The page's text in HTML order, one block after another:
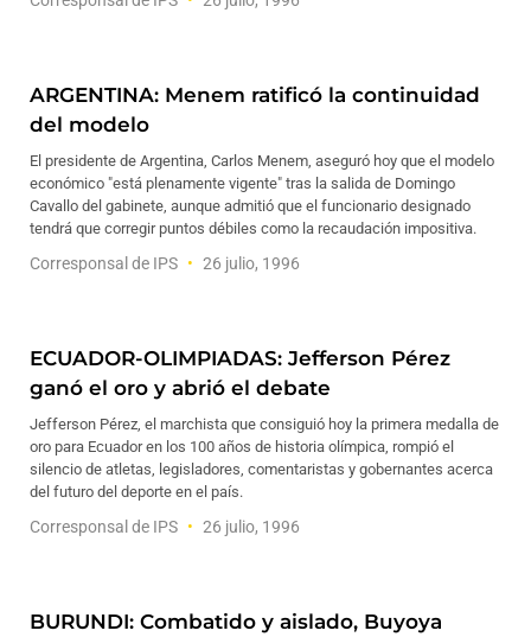
ARGENTINA: Menem ratificó la continuidad
del modelo
El presidente de Argentina, Carlos Menem, aseguró hoy que el modelo
económico "está plenamente vigente" tras la salida de Domingo
Cavallo del gabinete, aunque admitió que el funcionario designado
tendrá que corregir puntos débiles como la recaudación impositiva.
Corresponsal de IPS 26 julio, 1996
ECUADOR-OLIMPIADAS: Jefferson Pérez
ganó el oro y abrió el debate
Jefferson Pérez, el marchista que consiguió hoy la primera medalla de
oro para Ecuador en los 100 años de historia olímpica, rompió el
silencio de atletas, legisladores, comentaristas y gobernantes acerca
del futuro del deporte en el país.
Corresponsal de IPS 26 julio, 1996
BURUNDI: Combatido y aislado, Buyoya